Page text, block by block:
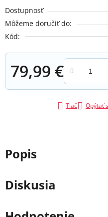
Dostupnosť
Môžeme doručiť do:
Kód:
79,99 €
Jednotková cena:
Tlač Opýtať
Popis
Diskusia